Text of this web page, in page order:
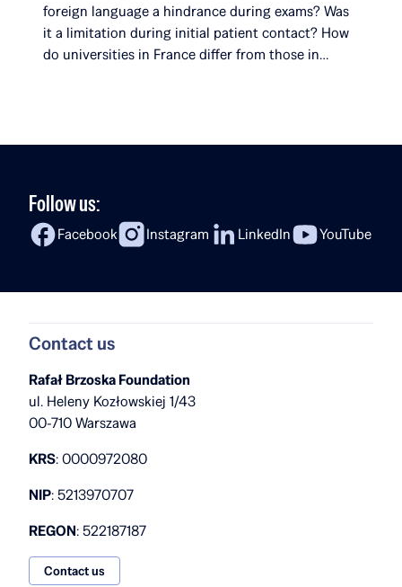
foreign language a hindrance during exams? Was
it a limitation during initial patient contact? How
do universities in France differ from those in
[…]
Follow us:
Facebook Instagram LinkedIn YouTube
Contact us
Rafał Brzoska Foundation
ul. Heleny Kozłowskiej 1/43
00-710 Warszawa
KRS: 0000972080
NIP: 5213970707
REGON: 522187187
Contact us